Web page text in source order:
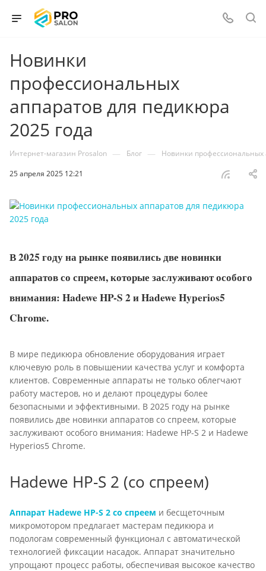
Новинки
профессиональных
аппаратов для педикюра
2025 года
Интернет-магазин Prosalon — Блог —
Новинки профессиональных
25 апреля 2025 12:21
В 2025 году на рынке появились две новинки
аппаратов со спреем, которые заслуживают особого
внимания: Hadewe HP-S 2 и Hadewe Hyperios5
Chrome.
В мире педикюра обновление оборудования играет
ключевую роль в повышении качества услуг и комфорта
клиентов. Современные аппараты не только облегчают
работу мастеров, но и делают процедуры более
безопасными и эффективными. В 2025 году на рынке
появились две новинки аппаратов со спреем, которые
заслуживают особого внимания: Hadewe HP-S 2 и Hadewe
Hyperios5 Chrome.
Hadewe HP-S 2 (со спреем)
Аппарат Hadewe HP-S 2 со спреем и бесщеточным
микромотором предлагает мастерам педикюра и
подологам современный функционал с автоматической
технологией фиксации насадок. Аппарат значительно
упрощают процесс работы, обеспечивая высокое качество